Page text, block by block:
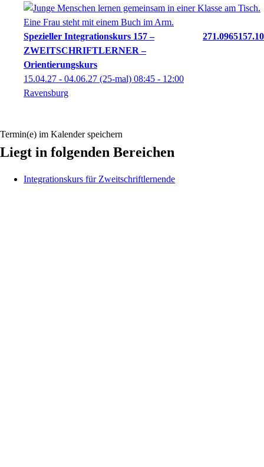
Spezieller Integrationskurs 157 –
ZWEITSCHRIFTLERNER –
Orientierungskurs
271.0965157.10
15.04.27 - 04.06.27 (25-mal) 08:45 - 12:00
Ravensburg
Termin(e) im Kalender speichern
Liegt in folgenden Bereichen
Integrationskurs für Zweitschriftlernende